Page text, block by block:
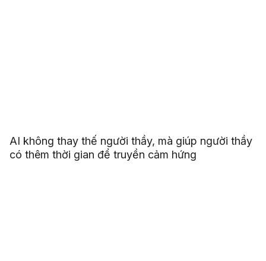
AI không thay thế người thầy, mà giúp người thầy
có thêm thời gian để truyền cảm hứng